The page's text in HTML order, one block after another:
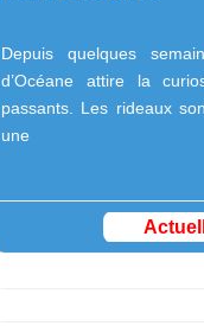
Depuis quelques
d’Océane attire la
passants. Les rideaux
une